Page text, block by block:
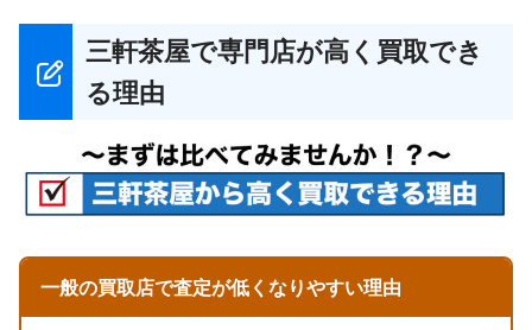
三軒茶屋で専門店が高く買取でき
る理由
一般の買取店で査定が低くなりやすい理由